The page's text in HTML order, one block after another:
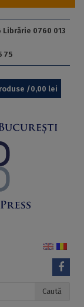
Librărie 0760 013
75
/0,00 lei
Caută